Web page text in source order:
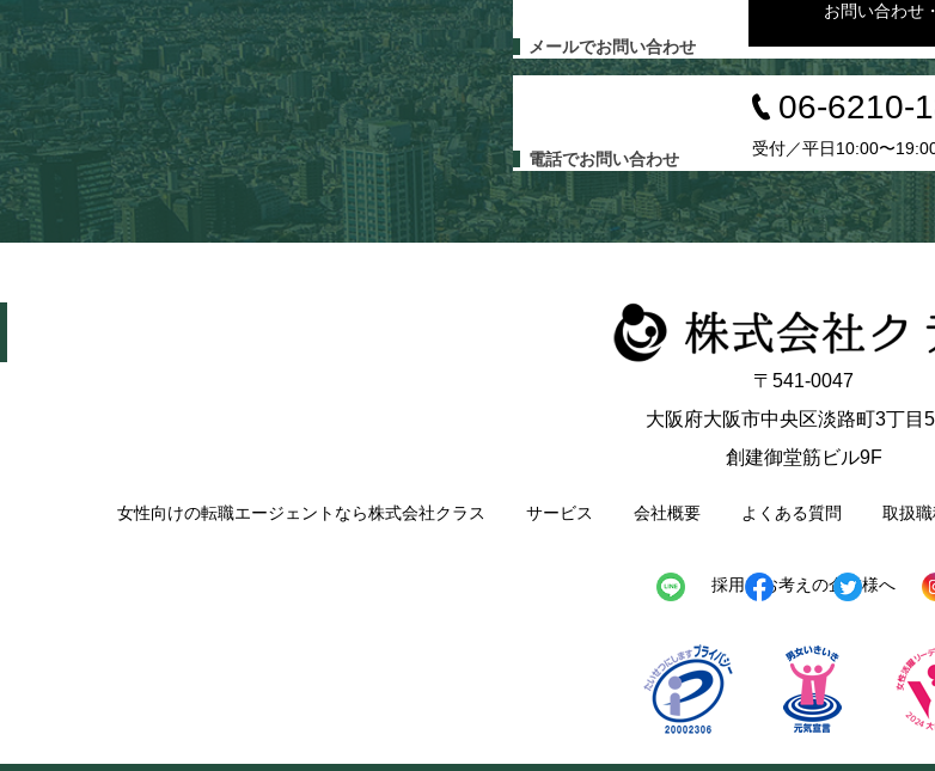
メールでお問い合わせ
お問い合わせ
電話でお問い合わせ
06-6210-
受付／平日10:00〜
〒541-0047
大阪府大阪市中央区淡路町3丁目
創建御堂筋ビル9F
女性向けの転職エージェントなら株式会社クラス サービス 会社概要 よくある質問 取扱
採用をお考えの企業様へ